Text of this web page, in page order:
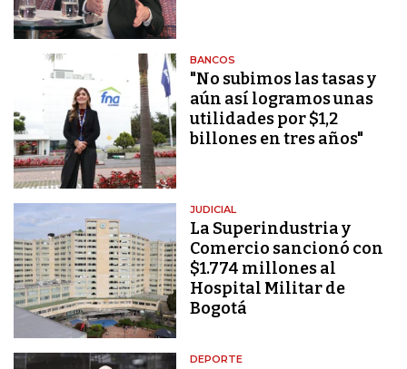
BANCOS
"No subimos las tasas y
aún así logramos unas
utilidades por $1,2
billones en tres años"
JUDICIAL
La Superindustria y
Comercio sancionó con
$1.774 millones al
Hospital Militar de
Bogotá
DEPORTE